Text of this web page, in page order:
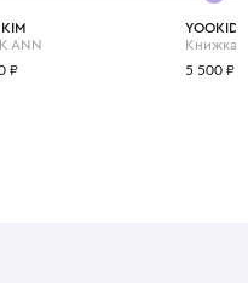
ANN
₽ 5 500 ₽